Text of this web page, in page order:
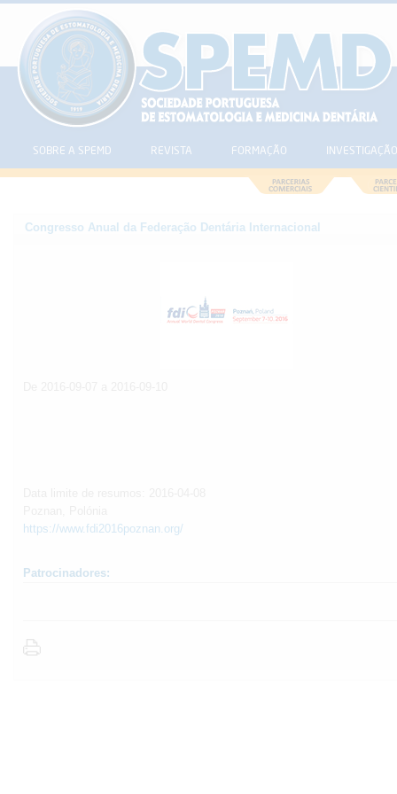
SOBRE A SPEMD REVISTA FORMAÇÃO INVESTIGAÇÃO
Congresso Anual da Federação Dentária Internacional
https://www.fdi2016poznan.org/
Patrocinadores: